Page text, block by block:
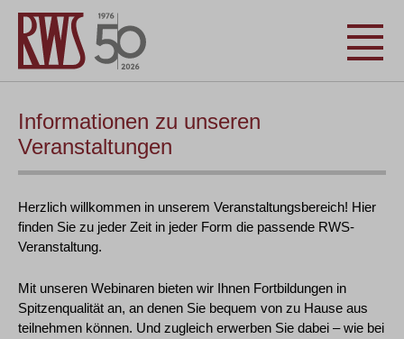
Informationen zu unseren
Veranstaltungen
Herzlich willkommen in unserem Veranstaltungsbereich! Hier
finden Sie zu jeder Zeit in jeder Form die passende RWS-
Veranstaltung.
Mit unseren Webinaren bieten wir Ihnen Fortbildungen in
Spitzenqualität an, an denen Sie bequem von zu Hause aus
teilnehmen können. Und zugleich erwerben Sie dabei – wie bei